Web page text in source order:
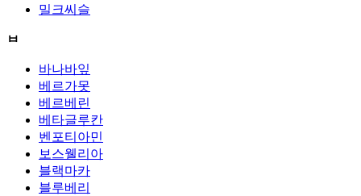
밀크씨슬
ㅂ
바나바잎
베르가못
베르베린
베타글루칸
벤포티아민
보스웰리아
블랙마카
블루베리